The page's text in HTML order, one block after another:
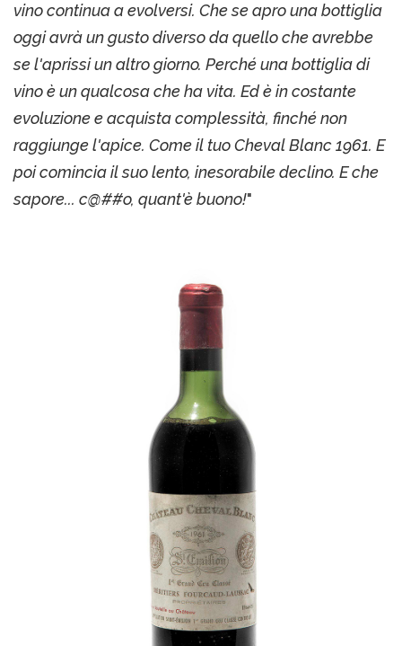
vino continua a evolversi. Che se apro una bottiglia
oggi avrà un gusto diverso da quello che avrebbe
se l'aprissi un altro giorno. Perché una bottiglia di
vino è un qualcosa che ha vita. Ed è in costante
evoluzione e acquista complessità, finché non
raggiunge l'apice. Come il tuo Cheval Blanc 1961. E
poi comincia il suo lento, inesorabile declino. E che
sapore... c@##o, quant'è buono!"